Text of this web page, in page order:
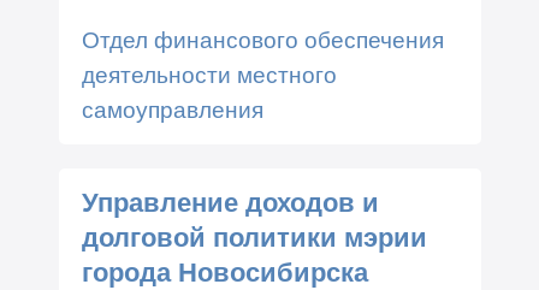
Отдел финансового обеспечения
деятельности местного
самоуправления
Управление доходов и
долговой политики мэрии
города Новосибирска